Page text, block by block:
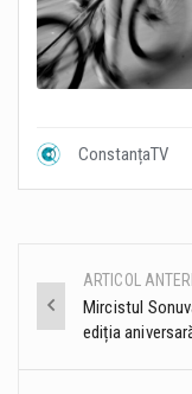
PostARTICOL
Mircistul
ediția